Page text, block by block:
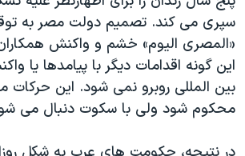
سپری می کند. تصمیم دولت مصر به
«المصری الیوم» خشم و واکنش
این گونه اقدامات دیگر با پیامدها یا
بین المللی روبرو نمی شود. این
محکوم شود ولی با سکوت دنبال می